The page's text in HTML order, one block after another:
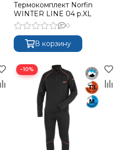
Термокомплект Norfin
WINTER LINE 04 р.XL
0
В корзину
−10%